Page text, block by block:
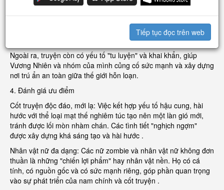
gấp!" – một tình tiết gây cười và cũng phần nào nói lên nội dung
Ngoài ra, truyện còn có yếu tố "tu luyện" và khai khẩn, giúp
Vương Nhiên và nhóm của mình củng cố sức mạnh và xây dựng
nơi trú ẩn an toàn giữa thế giới hỗn loạn.
4. Đánh giá ưu điểm
Cốt truyện độc đáo, mới lạ: Việc kết hợp yếu tố hậu cung, hài
hước với thể loại mạt thế nghiêm túc tạo nên một làn gió mới,
tránh được lối mòn nhàm chán. Các tình tiết "nghịch ngợm"
được xây dựng khá sáng tạo và hài hước .
Nhân vật nữ đa dạng: Các nữ zombie và nhân vật nữ không đơn
thuần là những "chiến lợi phẩm" hay nhân vật nền. Họ có cá
tính, có nguồn gốc và có sức mạnh riêng, góp phần quan trọng
vào sự phát triển của nam chính và cốt truyện .
Tiếp tục đọc trên web